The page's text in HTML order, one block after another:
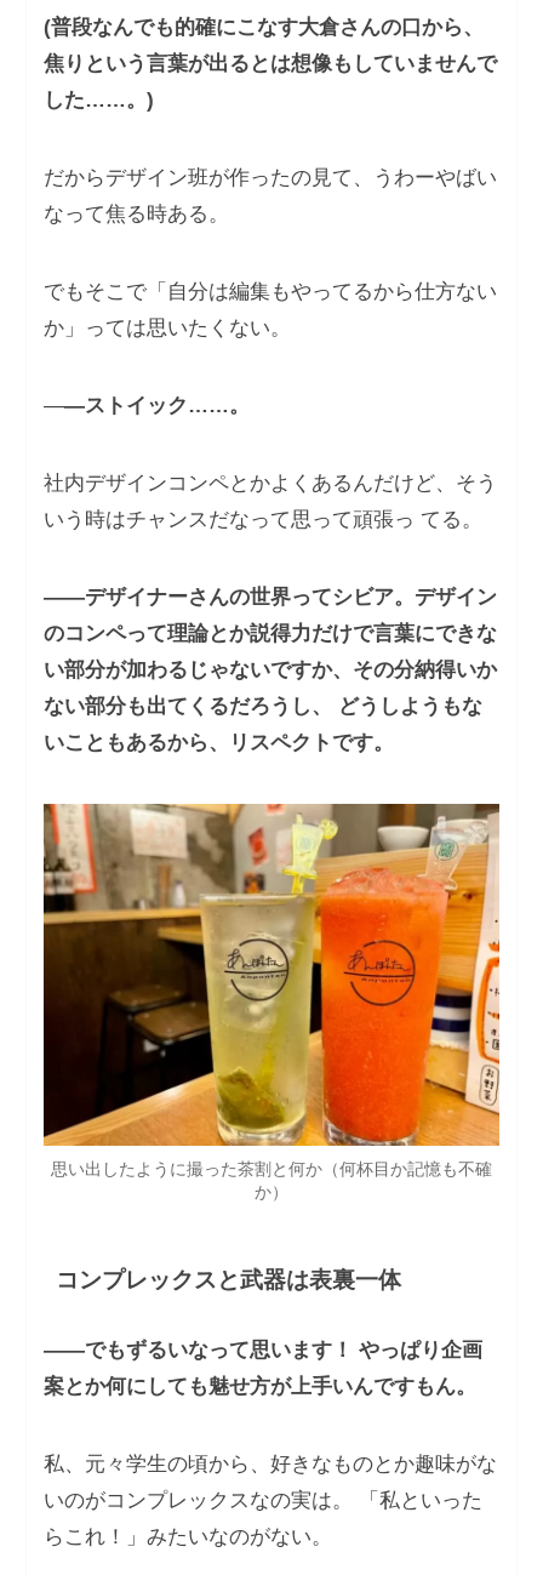
(普段なんでも的確にこなす大倉さんの口から、
焦りという言葉が出るとは想像もしていませんで
した……。)
だからデザイン班が作ったの見て、うわーやばい
なって焦る時ある。
でもそこで「自分は編集もやってるから仕方ない
か」っては思いたくない。
――ストイック……。
社内デザインコンペとかよくあるんだけど、そう
いう時はチャンスだなって思って頑張っ てる。
――デザイナーさんの世界ってシビア。デザイン
のコンペって理論とか説得力だけで言葉にできな
い部分が加わるじゃないですか、その分納得いか
ない部分も出てくるだろうし、 どうしようもな
いこともあるから、リスペクトです。
思い出したように撮った茶割と何か（何杯目か記憶も不確
か）
コンプレックスと武器は表裏一体
――でもずるいなって思います！ やっぱり企画
案とか何にしても魅せ方が上手いんですもん。
私、元々学生の頃から、好きなものとか趣味がな
いのがコンプレックスなの実は。 「私といった
らこれ！」みたいなのがない。